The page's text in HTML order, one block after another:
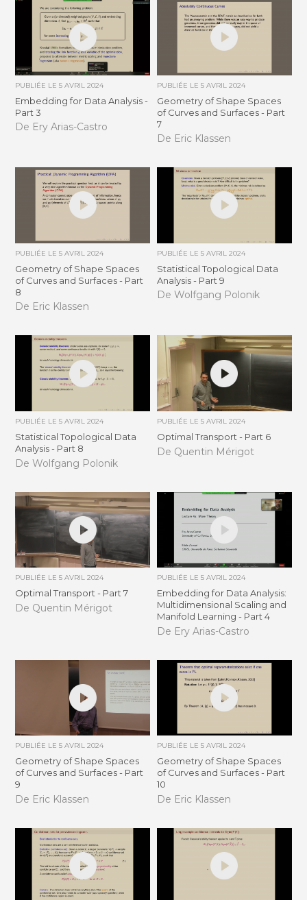
PUBLIÉE LE5 AVRIL 2024
Embedding for Data Analysis -
Part 3
De Ery Arias-Castro
PUBLIÉE LE 5 AVRIL 2024
Geometry of Shape Spaces
of Curves and Surfaces - Part
7
De Eric Klassen
PUBLIÉE LE5 AVRIL 2024
Geometry of Shape Spaces
of Curves and Surfaces - Part
8
De Eric Klassen
PUBLIÉE LE 5 AVRIL 2024
Statistical Topological Data
Analysis - Part 9
De Wolfgang Polonik
PUBLIÉE LE5 AVRIL 2024
Statistical Topological Data
Analysis - Part 8
De Wolfgang Polonik
PUBLIÉE LE 5 AVRIL 2024
Optimal Transport - Part 6
De Quentin Mérigot
PUBLIÉE LE5 AVRIL 2024
Optimal Transport - Part 7
De Quentin Mérigot
PUBLIÉE LE 5 AVRIL 2024
Embedding for Data Analysis:
Multidimensional Scaling and
Manifold Learning - Part 4
De Ery Arias-Castro
PUBLIÉE LE5 AVRIL 2024
Geometry of Shape Spaces
of Curves and Surfaces - Part
9
De Eric Klassen
PUBLIÉE LE 5 AVRIL 2024
Geometry of Shape Spaces
of Curves and Surfaces - Part
10
De Eric Klassen